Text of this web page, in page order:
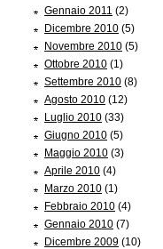
Gennaio 2011 (2)
Dicembre 2010 (5)
Novembre 2010 (5)
Ottobre 2010 (1)
Settembre 2010 (8)
Agosto 2010 (12)
Luglio 2010 (33)
Giugno 2010 (5)
Maggio 2010 (3)
Aprile 2010 (4)
Marzo 2010 (1)
Febbraio 2010 (4)
Gennaio 2010 (7)
Dicembre 2009 (10)